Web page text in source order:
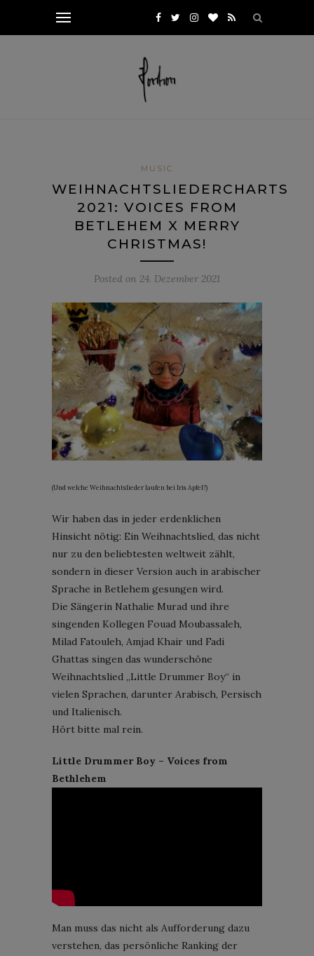
MUSIC
WEIHNACHTSLIEDERCHARTS
2021: VOICES FROM
BETLEHEM X MERRY
CHRISTMAS!
Posted on 24. Dezember 2021
(Und welche Weihnachtslieder laufen bei Iris Apfel?)
Wir haben das in jeder erdenklichen
Hinsicht nötig: Ein Weihnachtslied, das nicht
nur zu den beliebtesten weltweit zählt,
sondern in dieser Version auch in arabischer
Sprache in Betlehem gesungen wird.
Die Sängerin Nathalie Murad und ihre
singenden Kollegen Fouad Moubassaleh,
Milad Fatouleh, Amjad Khair und Fadi
Ghattas singen das wunderschöne
Weihnachtslied „Little Drummer Boy“ in
vielen Sprachen, darunter Arabisch, Persisch
und Italienisch.
Hört bitte mal rein.
Little Drummer Boy – Voices from
Bethlehem
Man muss das nicht als Aufforderung dazu
verstehen, das persönliche Ranking der